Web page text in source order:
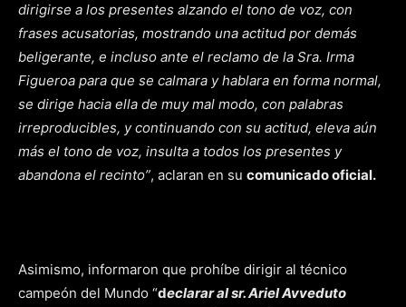
dirigirse a los presentes alzando el tono de voz, con
frases acusatorias, mostrando una actitud por demás
beligerante, e incluso ante el reclamo de la Sra. Irma
Figueroa para que se calmara y hablara en forma normal,
se dirige hacia ella de muy mal modo, con palabras
irreproducibles, y continuando con su actitud, eleva aún
más el tono de voz, insulta a todos los presentes y
abandona el recinto”, aclaran en su comunicado oficial.
Asimismo, informaron que prohíbe dirigir al técnico
campeón del Mundo “declarar al sr. Ariel Avveduto